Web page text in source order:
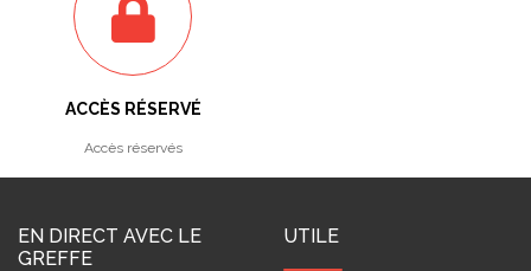
ACCÈS RÉSERVÉ
Accès réservés
EN DIRECT AVEC LE
GREFFE
UTILE